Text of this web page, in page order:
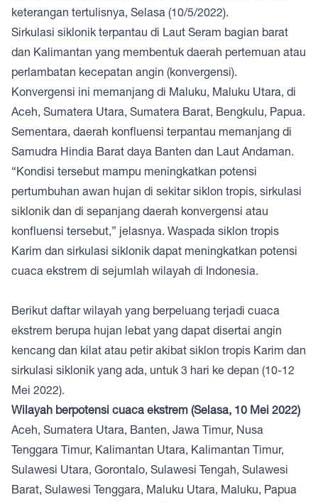
keterangan tertulisnya, Selasa (10/5/2022).
Sirkulasi siklonik terpantau di Laut Seram bagian barat
dan Kalimantan yang membentuk daerah pertemuan atau
perlambatan kecepatan angin (konvergensi).
Konvergensi ini memanjang di Maluku, Maluku Utara, di
Aceh, Sumatera Utara, Sumatera Barat, Bengkulu, Papua.
Sementara, daerah konfluensi terpantau memanjang di
Samudra Hindia Barat daya Banten dan Laut Andaman.
“Kondisi tersebut mampu meningkatkan potensi
pertumbuhan awan hujan di sekitar siklon tropis, sirkulasi
siklonik dan di sepanjang daerah konvergensi atau
konfluensi tersebut,” jelasnya. Waspada siklon tropis
Karim dan sirkulasi siklonik dapat meningkatkan potensi
cuaca ekstrem di sejumlah wilayah di Indonesia.
Berikut daftar wilayah yang berpeluang terjadi cuaca
ekstrem berupa hujan lebat yang dapat disertai angin
kencang dan kilat atau petir akibat siklon tropis Karim dan
sirkulasi siklonik yang ada, untuk 3 hari ke depan (10-12
Mei 2022).
Wilayah berpotensi cuaca ekstrem (Selasa, 10 Mei 2022)
Aceh, Sumatera Utara, Banten, Jawa Timur, Nusa
Tenggara Timur, Kalimantan Utara, Kalimantan Timur,
Sulawesi Utara, Gorontalo, Sulawesi Tengah, Sulawesi
Barat, Sulawesi Tenggara, Maluku Utara, Maluku, Papua